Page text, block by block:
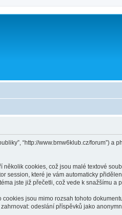
“http://www.bmw6klub.cz/forum”) a
cookies, což jsou malé textové
které je vám automaticky
jste již přečetli, což vede k snažšímu a
jsou mimo rozsah tohoto
odeslání příspěvků jako